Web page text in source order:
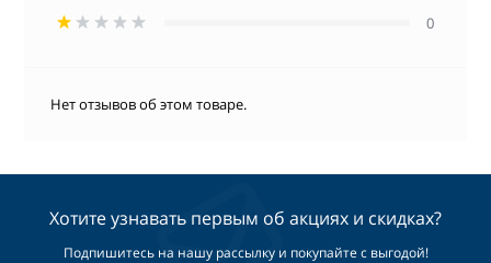
0
Нет отзывов об этом товаре.
Хотите узнавать первым об акциях и скидках?
Подпишитесь на нашу рассылку и покупайте с выгодой!